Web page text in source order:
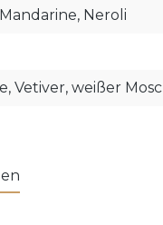
Neroli
Vetiver, weißer